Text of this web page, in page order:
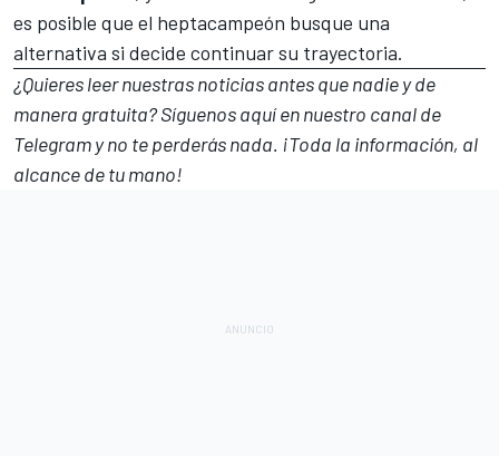
es posible que el heptacampeón busque una
alternativa si decide continuar su trayectoria.
¿Quieres leer nuestras noticias antes que nadie y de
manera gratuita? Síguenosaquí en nuestro canal de
Telegramy no te perderás nada. ¡Toda la información, al
alcance de tu mano!